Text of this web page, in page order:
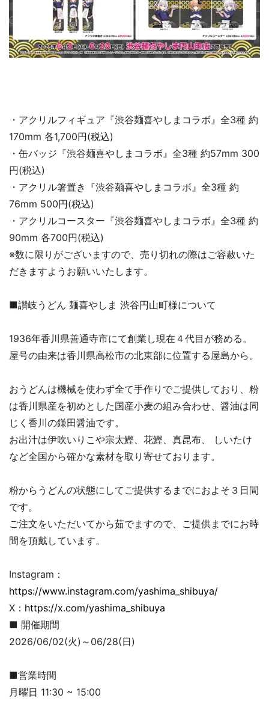
・アクリルフィギュア『渋谷麺喜やしまコラボ』全3種 約
170mm 各1,700円(税込)
・缶バッジ『渋谷麺喜やしまコラボ』全3種 約57mm 300
円(税込)
・アクリル箸置き『渋谷麺喜やしまコラボ』全3種 約
76mm 500円(税込)
・アクリルコースター『渋谷麺喜やしまコラボ』全3種 約
90mm 各700円(税込)
※数に限りがございますので、売り切れの際はご容赦いた
だきますようお願いいたします。
■讃岐うどん 麺喜やしま 渋谷円山町様について
1936年香川県善通寺市にて創業し現在４代目が務める。
屋号の由来は香川県高松市の北東部に位置する屋島から。
おうどんは機械を使わず全て手作りでご提供しており、粉
は香川県産を初めとした国産小麦の組み合わせ、醤油は同
じく香川の鎌田醤油です。
お出汁は伊吹いりこや宗太鰹、花鰹、真昆布、 しいたけ
など全国から確かな素材を取り寄せております。
粉からうどんの状態にしてご提供するまでにおよそ３日間
です。
ご注文をいただいてから茹でますので、ご提供までにお時
間を頂戴しています。
Instagram：
https://www.instagram.com/yashima_shibuya/
X： https://x.com/yashima_shibuya
■ 開催期間
2026/06/02(火)～06/28(日)
■営業時間
月曜日 11:30 ~ 15:00